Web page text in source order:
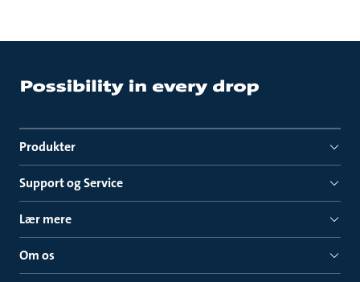
Produkter
Support og Service
Lær mere
Om os